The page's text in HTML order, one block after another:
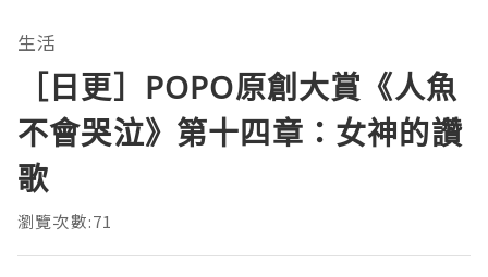
生活
［日更］POPO原創大賞《人魚
不會哭泣》第十四章：女神的讚
歌
瀏覽次數:71